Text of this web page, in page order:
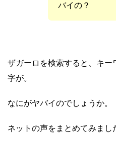
バイの？
ザガーロを検索すると、キ
字が。
なにがヤバイのでしょうか。
ネットの声をまとめてみまし